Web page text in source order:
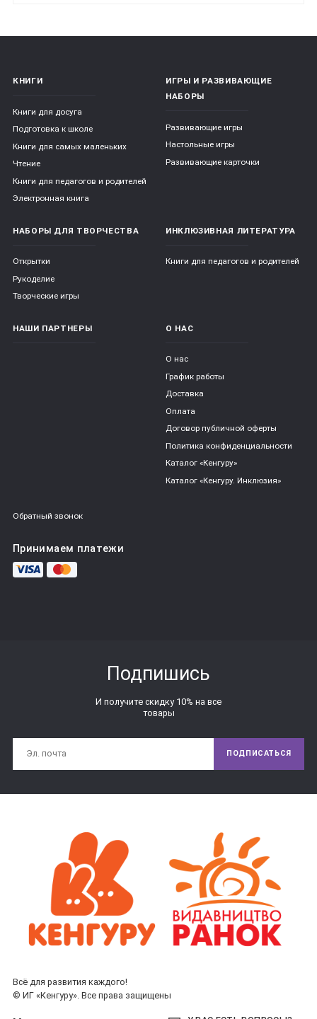
КНИГИ
Книги для досуга
Подготовка к школе
Книги для самых маленьких
Чтение
Книги для педагогов и родителей
Электронная книга
ИГРЫ И РАЗВИВАЮЩИЕ
НАБОРЫ
Развивающие игры
Настольные игры
Развивающие карточки
НАБОРЫ ДЛЯ ТВОРЧЕСТВА
Открытки
Рукоделие
Творческие игры
ИНКЛЮЗИВНАЯ ЛИТЕРАТУРА
Книги для педагогов и родителей
НАШИ ПАРТНЕРЫ О НАС
О нас
График работы
Доставка
Оплата
Договор публичной оферты
Политика конфиденциальности
Каталог «Кенгуру»
Каталог «Кенгуру. Инклюзия»
Обратный звонок
Принимаем платежи
Подпишись
И получите скидку 10% на все
товары
ПОДПИСАТЬСЯ
Всё для развития каждого!
© ИГ «Кенгуру». Все права защищены